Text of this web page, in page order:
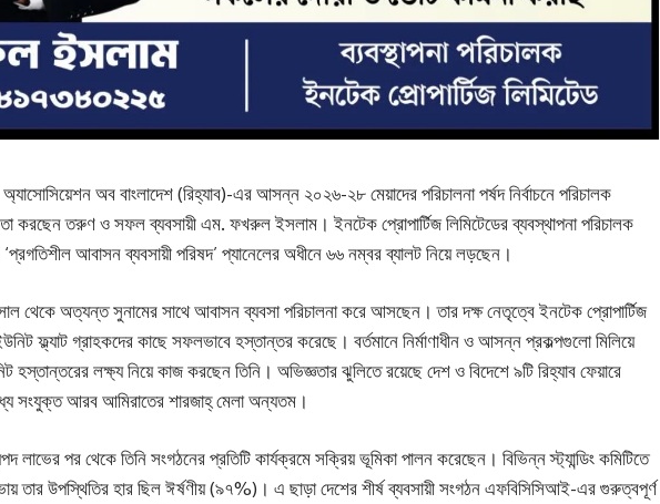
অ্যাসোসিয়েশন অব বাংলাদেশ (রিহ্যাব)-এর আসন্ন ২০২৬-২৮ মেয়াদের পরিচালনা পর্ষদ নির্বাচনে পরিচালক
করছেন তরুণ ও সফল ব্যবসায়ী এম. ফখরুল ইসলাম। ইনটেক প্রোপার্টিজ লিমিটেডের ব্যবস্থাপনা পরিচালক
আবাসন ব্যবসায়ী পরিষদ’ প্যানেলের অধীনে ৬৬ নম্বর ব্যালট নিয়ে লড়ছেন।
থেকে অত্যন্ত সুনামের সাথে আবাসন ব্যবসা পরিচালনা করে আসছেন। তার দক্ষ নেতৃত্বে ইনটেক প্রোপার্টিজ
ফ্ল্যাট গ্রাহকদের কাছে সফলভাবে হস্তান্তর করেছে। বর্তমানে নির্মাণাধীন ও আসন্ন প্রকল্পগুলো মিলিয়ে
লক্ষ্য নিয়ে কাজ করছেন তিনি। অভিজ্ঞতার ঝুলিতে রয়েছে দেশ ও বিদেশে ৯টি রিহ্যাব ফেয়ারে
সংযুক্ত আরব আমিরাতের শারজাহ্ মেলা অন্যতম।
লাভের পর থেকে তিনি সংগঠনের প্রতিটি কার্যক্রমে সক্রিয় ভূমিকা পালন করেছেন। বিভিন্ন স্ট্যান্ডিং কমিটিতে
তার উপস্থিতির হার ছিল ঈর্ষণীয় (৯৭%)। এ ছাড়া দেশের শীর্ষ ব্যবসায়ী সংগঠন এফবিসিসিআই-এর গুরুত্বপূর্ণ